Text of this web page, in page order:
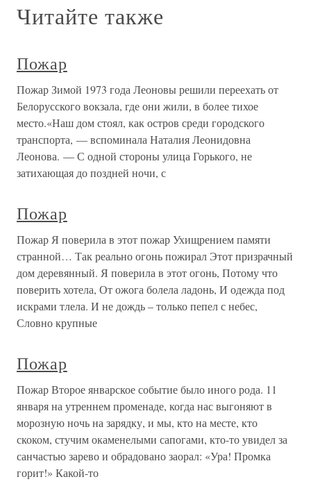
Читайте также
Пожар
Пожар Зимой 1973 года Леоновы решили переехать от
Белорусского вокзала, где они жили, в более тихое
место.«Наш дом стоял, как остров среди городского
транспорта, — вспоминала Наталия Леонидовна
Леонова. — С одной стороны улица Горького, не
затихающая до поздней ночи, с
Пожар
Пожар Я поверила в этот пожар Ухищрением памяти
странной… Так реально огонь пожирал Этот призрачный
дом деревянный. Я поверила в этот огонь, Потому что
поверить хотела, От ожога болела ладонь, И одежда под
искрами тлела. И не дождь – только пепел с небес,
Словно крупные
Пожар
Пожар Второе январское событие было иного рода. 11
января на утреннем променаде, когда нас выгоняют в
морозную ночь на зарядку, и мы, кто на месте, кто
скоком, стучим окаменелыми сапогами, кто-то увидел за
санчастью зарево и обрадовано заорал: «Ура! Промка
горит!» Какой-то